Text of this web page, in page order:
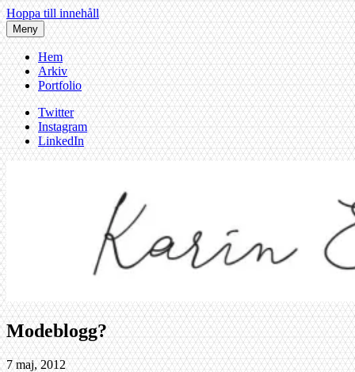
Hoppa till innehåll
Meny
Hem
Arkiv
Portfolio
Twitter
Instagram
LinkedIn
Karin af Malmoe
Modeblogg?
7 maj, 2012